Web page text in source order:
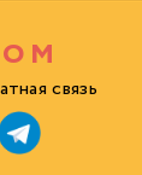
связь